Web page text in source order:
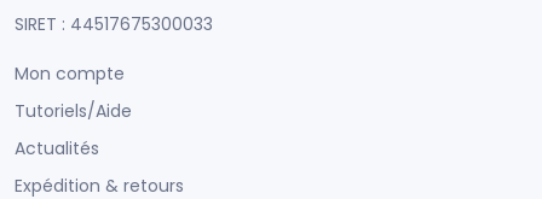
SIRET : 44517675300033
Mon compte
Tutoriels/Aide
Actualités
Expédition & retours